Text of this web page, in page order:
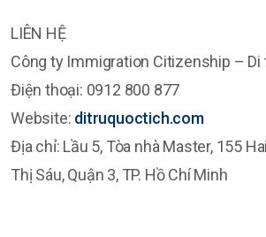
LIÊN HỆ
Công ty Immigration Citizenship – Di
Điện thoại: 0912 800 877
Website: ditruquoctich.com
Địa chỉ: Lầu 5, Tòa nhà Master, 155
Thị Sáu, Quận 3, TP. Hồ Chí Minh